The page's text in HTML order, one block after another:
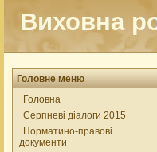
Виховна
Головне меню
Головна
Серпневі діалоги 2015
Норматино-правові
документи